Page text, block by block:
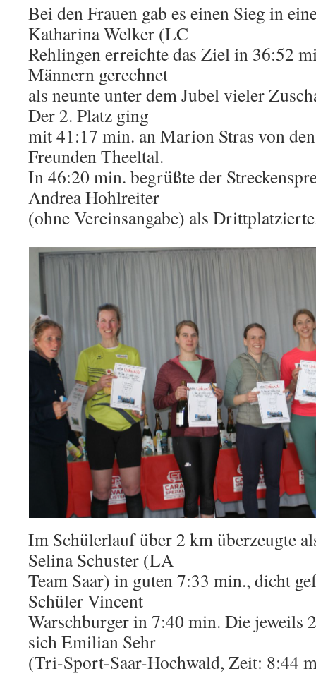
Bei den Frauen gab es einen Sieg in
Katharina Welker (LC
Rehlingen erreichte das Ziel in 36:52
Männern gerechnet
als neunte unter dem Jubel vieler
Der 2. Platz ging
mit 41:17 min. an Marion Stras von
Freunden Theeltal.
In 46:20 min. begrüßte der
Andrea Hohlreiter
(ohne Vereinsangabe) als
Im Schülerlauf über 2 km überzeugte
Selina Schuster (LA
Team Saar) in guten 7:33 min., dicht
Schüler Vincent
Warschburger in 7:40 min. Die jeweils
sich Emilian Sehr
(Tri-Sport-Saar-Hochwald, Zeit: 8:44